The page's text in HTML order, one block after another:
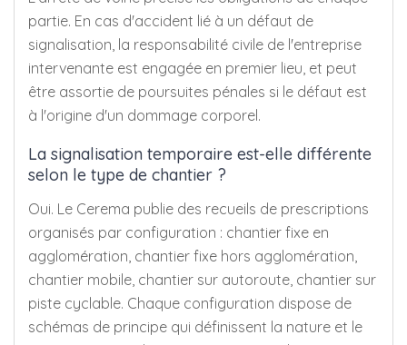
partie. En cas d'accident lié à un défaut de
signalisation, la responsabilité civile de l'entreprise
intervenante est engagée en premier lieu, et peut
être assortie de poursuites pénales si le défaut est
à l'origine d'un dommage corporel.
La signalisation temporaire est-elle différente
selon le type de chantier ?
Oui. Le Cerema publie des recueils de prescriptions
organisés par configuration : chantier fixe en
agglomération, chantier fixe hors agglomération,
chantier mobile, chantier sur autoroute, chantier sur
piste cyclable. Chaque configuration dispose de
schémas de principe qui définissent la nature et le